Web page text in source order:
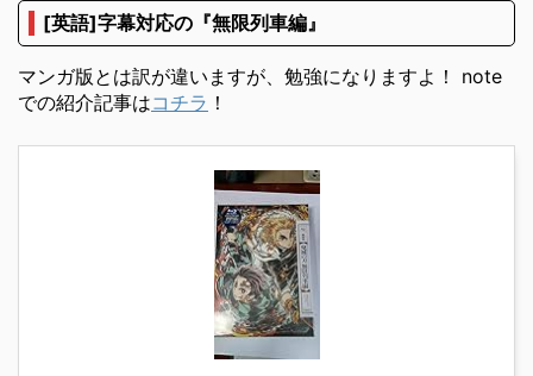
[英語]字幕対応の『無限列車編』
マンガ版とは訳が違いますが、勉強になりますよ！ note
での紹介記事はコチラ ！